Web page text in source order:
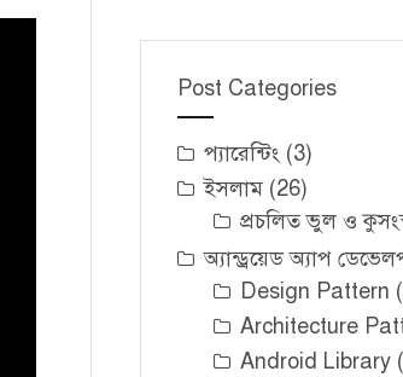
Post Categories
প্যারেন্টিং (3)
ইসলাম (26)
প্রচলিত ভুল ও
অ্যান্ড্রয়েড অ্যাপ
Design Pattern
Architecture
Android Library